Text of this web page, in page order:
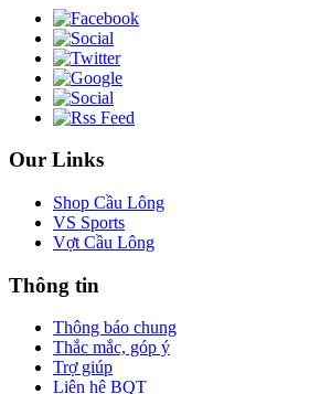
Our Links
Shop Cầu Lông
VS Sports
Vợt Cầu Lông
Thông tin
Thông báo chung
Thắc mắc, góp ý
Trợ giúp
Liên hệ BQT